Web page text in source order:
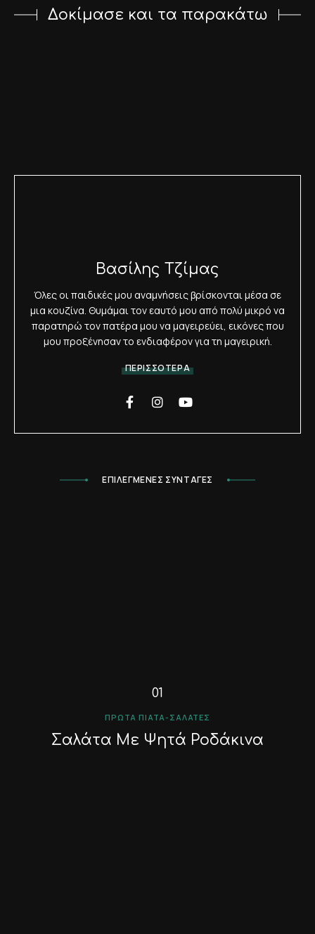
Δοκίμασε και τα παρακάτω
Βασίλης Τζίμας
Όλες οι παιδικές μου αναμνήσεις βρίσκονται μέσα σε
μια κουζίνα. Θυμάμαι τον εαυτό μου από πολύ μικρό να
παρατηρώ τον πατέρα μου να μαγειρεύει, εικόνες που
μου προξένησαν το ενδιαφέρον για τη μαγειρική.
ΠΕΡΙΣΣΟΤΕΡΑ
ΕΠΙΛΕΓΜΕΝΕΣ ΣΥΝΤΑΓΕΣ
ΠΡΏΤΑ ΠΙΆΤΑ-ΣΑΛΆΤΕΣ
Σαλάτα Με Ψητά Ροδάκινα